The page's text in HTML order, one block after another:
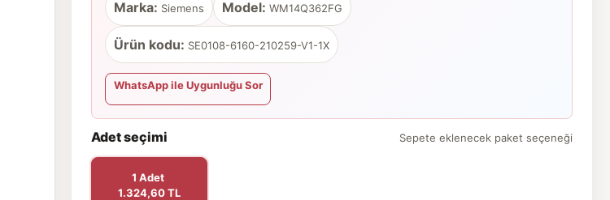
Marka: Siemens Model: WM14Q362FG
Ürün kodu: SE0108-6160-210259-V1-1X
WhatsApp ile Uygunluğu Sor
Adet seçimi Sepete eklenecek paket seçeneği
1 Adet
1.324,60 TL